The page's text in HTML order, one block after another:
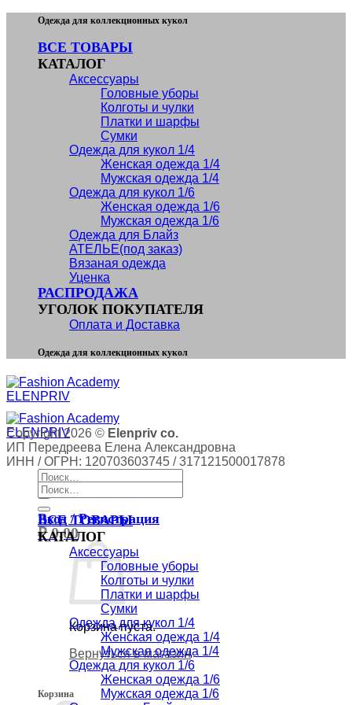
content
Одежда для коллекционных кукол
ВСЕ ТОВАРЫ
КАТАЛОГ
Аксессуары
Головные уборы
Колготы и чулки
Платки и шарфы
Сумки
Одежда для кукол 1/4
Женская одежда 1/4
Мужская одежда 1/4
Одежда для кукол 1/6
Женская одежда 1/6
Мужская одежда 1/6
Одежда для Блайз
АТЕЛЬЕ(под заказ)
Вязаная одежда
Уценка
РАСПРОДАЖА
УГОЛОК ПОКУПАТЕЛЯ
Оплата и Доставка
Одежда для коллекционных кукол
Искать:
Вход / Регистрация
₽0,00
Корзина пуста.
Вернуться в магазин
Корзина
Copyright 2026 © Elenpriv co.
ИП Передреева Елена Александровна
ИНН / ОГРН: 120703603745 / 317121500017878
Искать:
ВСЕ ТОВАРЫ
КАТАЛОГ
Аксессуары
Головные уборы
Колготы и чулки
Платки и шарфы
Сумки
Одежда для кукол 1/4
Женская одежда 1/4
Мужская одежда 1/4
Одежда для кукол 1/6
Женская одежда 1/6
Мужская одежда 1/6